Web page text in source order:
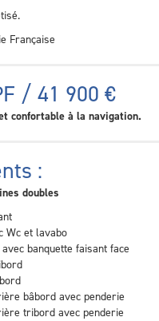
Française
/ 41 900 €
confortable à la navigation.
:
doubles
Wc et lavabo
banquette faisant face
bâbord avec penderie
tribord avec penderie